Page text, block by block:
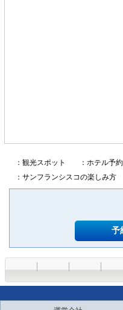
：観光スポット ：ホテル予約
：サンフランシスコの楽しみ方
予